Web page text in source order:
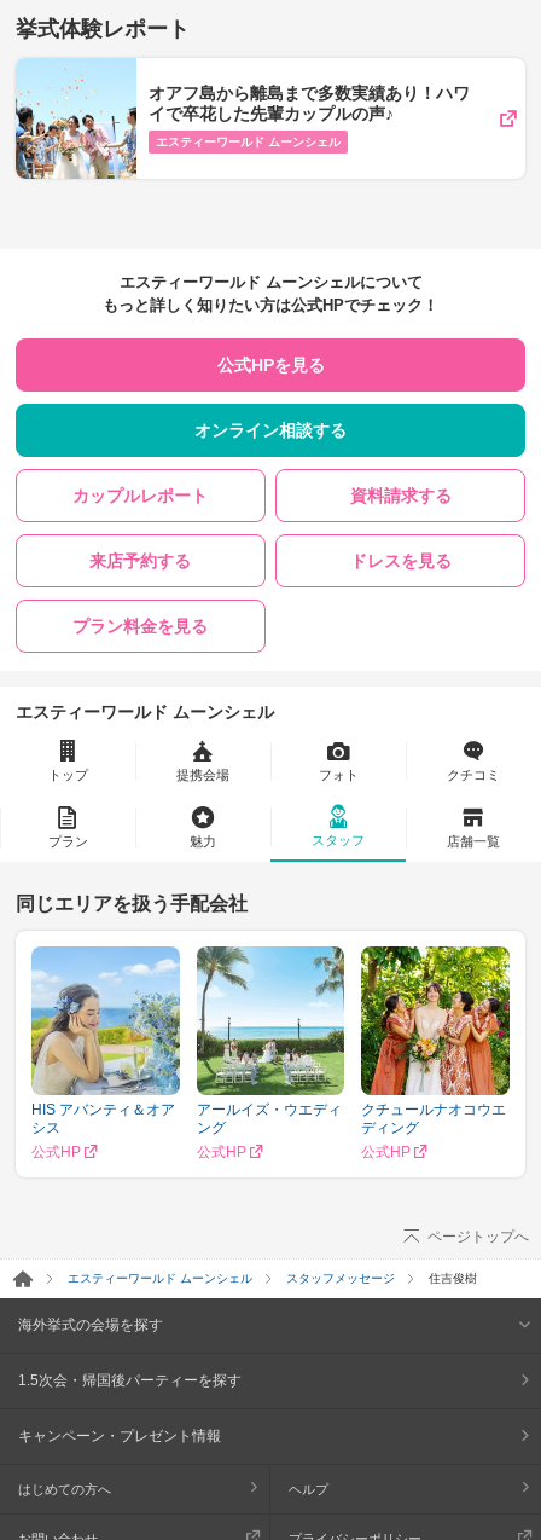
挙式体験レポート
オアフ島から離島まで多数実績あり！ハワ
イで卒花した先輩カップルの声♪
エスティーワールド ムーンシェル
エスティーワールド ムーンシェルについて
もっと詳しく知りたい方は公式HPでチェック！
公式HPを見る
オンライン相談する
カップルレポート 資料請求する
来店予約する ドレスを見る
プラン料金を見る
エスティーワールド ムーンシェル
トップ 提携会場 フォト クチコミ
プラン 魅力 スタッフ 店舗一覧
同じエリアを扱う手配会社
HIS アバンティ＆オア
シス
公式HP
アールイズ・ウエディ
ング
公式HP
クチュールナオコウエ
ディング
公式HP
ページトップへ
エスティーワールド ムーンシェル スタッフメッセージ 住吉俊樹
海外挙式の会場を探す
1.5次会・帰国後パーティーを探す
キャンペーン・プレゼント情報
はじめての方へ ヘルプ